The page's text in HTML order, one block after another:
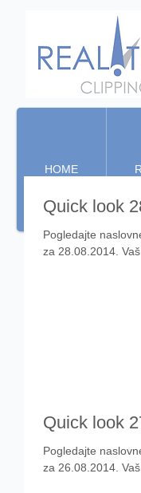
HOME
Quick look
Pogledajte
za 28.08.2014.
Quick look
Pogledajte
za 26.08.2014.